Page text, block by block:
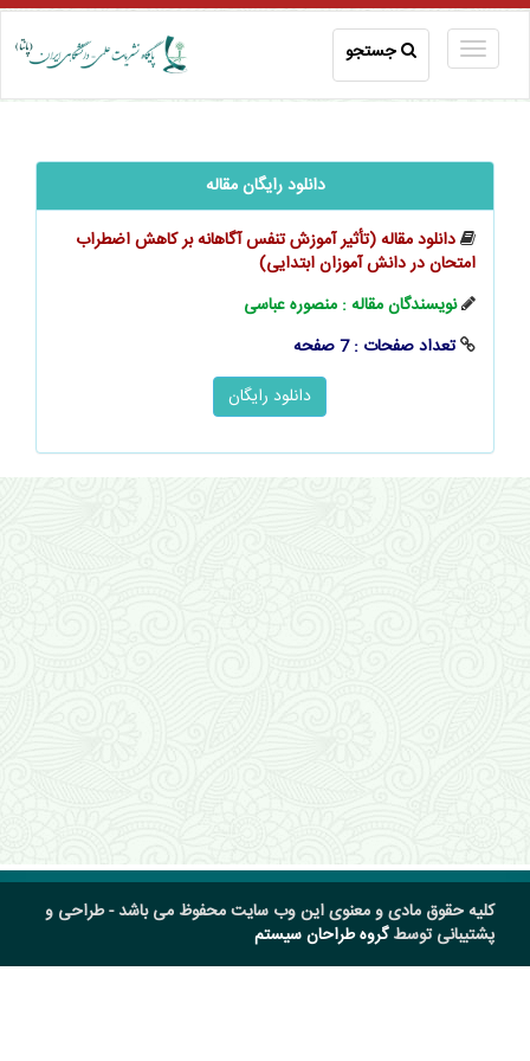
جستجو
دانلود رایگان مقاله
دانلود مقاله (تأثیر آموزش تنفس آگاهانه بر کاهش اضطراب
امتحان در ‌‌‌دانش آموزان ابتدایی)
نویسندگان مقاله : منصوره عباسی
تعداد صفحات : 7 صفحه
کلیه حقوق مادی و معنوی این وب سایت محفوظ می باشد - طراحی و
پشتیبانی توسطگروه طراحان سیستم